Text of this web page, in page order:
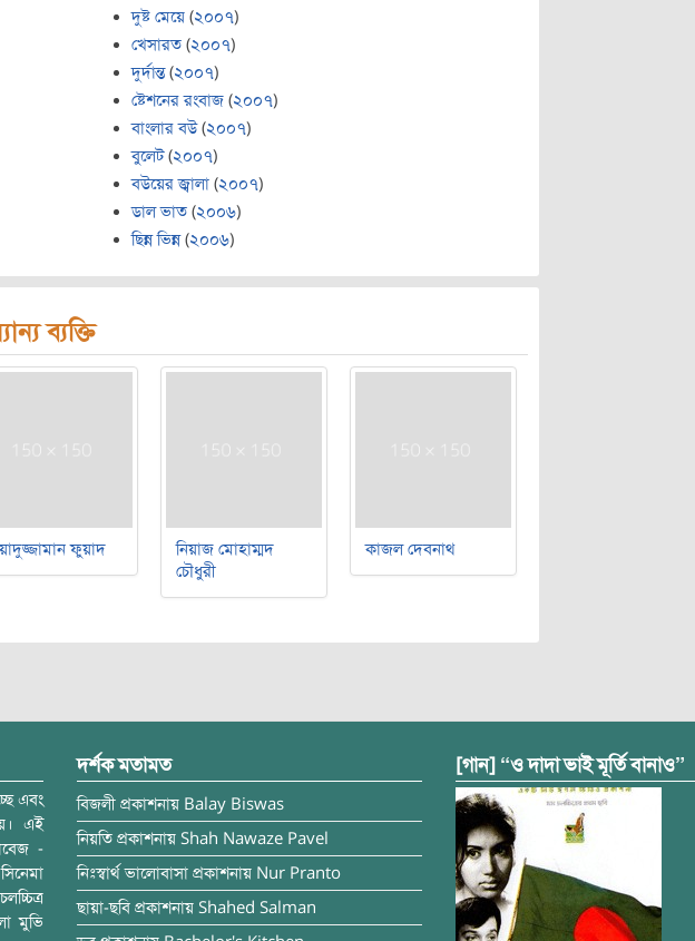
দুষ্ট মেয়ে (২০০৭)
খেসারত (২০০৭)
দুর্দান্ত(২০০৭)
ষ্টেশনের রংবাজ (২০০৭)
বাংলার বউ(২০০৭)
বুলেট(২০০৭)
বউয়ের জ্বালা (২০০৭)
ডাল ভাত (২০০৬)
ছিন্ন ভিন্ন(২০০৬)
ব্যক্তি
ফুয়াদ
নিয়াজ মোহাম্মদ
চৌধুরী
কাজল দেবনাথ
এবং
এই
-
মুভি
দর্শক মতামত
বিজলী প্রকাশনায় Balay Biswas
নিয়তি প্রকাশনায় Shah Nawaze Pavel
নিঃস্বার্থ ভালোবাসা প্রকাশনায় Nur Pranto
ছায়া-ছবি প্রকাশনায় Shahed Salman
[গান] “ও দাদা ভাই মূর্তি বানাও”